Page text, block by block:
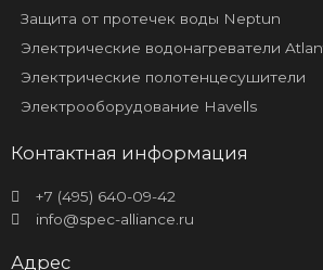
Защита от протечек воды Neptun
Электрические водонагреватели
Электрические полотенцесушители
Электрооборудование Havells
Контактная информация
+7 (495) 640-09-42
info@spec-alliance.ru
Адрес